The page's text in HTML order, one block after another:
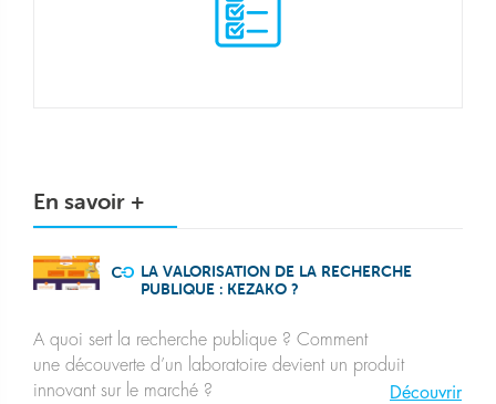
En savoir +
LA VALORISATION DE LA RECHERCHE
PUBLIQUE : KEZAKO ?
A quoi sert la recherche publique ? Comment
une découverte d’un laboratoire devient un produit
innovant sur le marché ?
Découvrir